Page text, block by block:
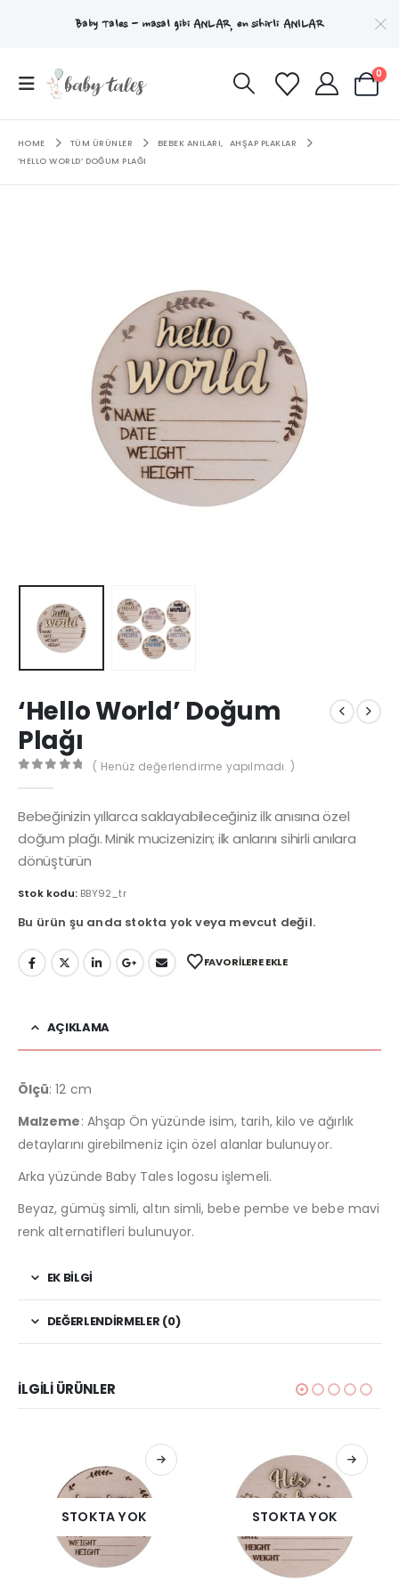
Baby Tales - masal gibiANLAR, en sihirli ANILAR
0
HOME TÜM ÜRÜNLER BEBEK ANILARI,
AHŞAP PLAKLAR
‘HELLO WORLD’ DOĞUM PLAĞI
‘Hello World’ Doğum
Plağı
( Henüz değerlendirme yapılmadı. )
Bebeğinizin yıllarca saklayabileceğiniz ilk anısına özel
doğum plağı. Minik mucizenizin; ilk anlarını sihirli anılara
dönüştürün
Stok kodu: BBY92_tr
Bu ürün şu anda stokta yok veya mevcut değil.
FAVORILERE EKLE
AÇIKLAMA
Ölçü: 12 cm
Malzeme: Ahşap Ön yüzünde isim, tarih, kilo ve ağırlık
detaylarını girebilmeniz için özel alanlar bulunuyor.
Arka yüzünde Baby Tales logosu işlemeli.
Beyaz, gümüş simli, altın simli, bebe pembe ve bebe mavi
renk alternatifleri bulunuyor.
EK BILGI
DEĞERLENDIRMELER (0)
İLGILI ÜRÜNLER
STOKTA YOK STOKTA YOK